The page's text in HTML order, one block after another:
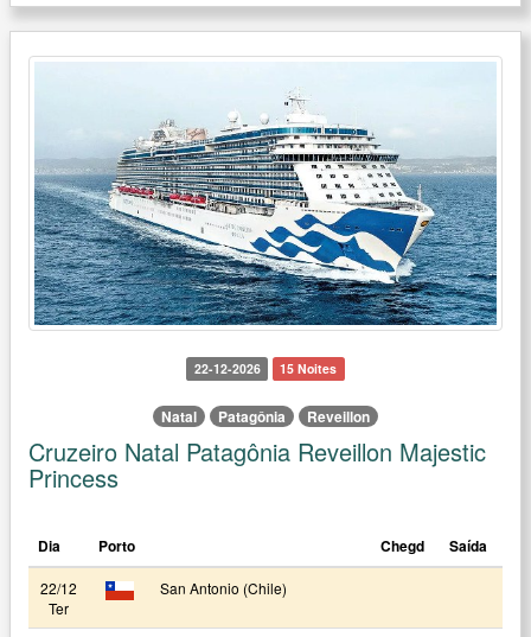
22-12-2026 15 Noites
Natal Patagônia Reveillon
Cruzeiro Natal Patagônia Reveillon Majestic
Princess
Dia Porto Chegd Saída
22/12
Ter
San Antonio (Chile)